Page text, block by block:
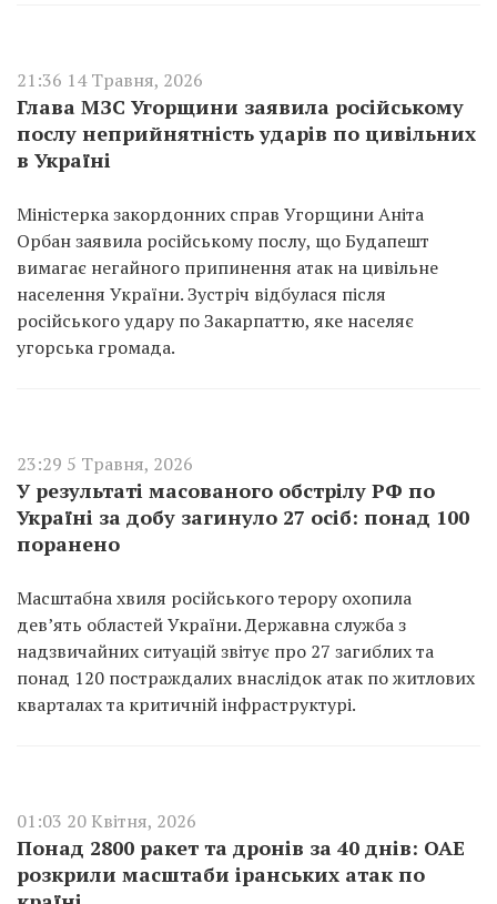
21:36 14 Травня, 2026
Глава МЗС Угорщини заявила російському
послу неприйнятність ударів по цивільних
в Україні
Міністерка закордонних справ Угорщини Аніта
Орбан заявила російському послу, що Будапешт
вимагає негайного припинення атак на цивільне
населення України. Зустріч відбулася після
російського удару по Закарпаттю, яке населяє
угорська громада.
23:29 5 Травня, 2026
У результаті масованого обстрілу РФ по
Україні за добу загинуло 27 осіб: понад 100
поранено
Масштабна хвиля російського терору охопила
дев’ять областей України. Державна служба з
надзвичайних ситуацій звітує про 27 загиблих та
понад 120 постраждалих внаслідок атак по житлових
кварталах та критичній інфраструктурі.
01:03 20 Квітня, 2026
Понад 2800 ракет та дронів за 40 днів: ОАЕ
розкрили масштаби іранських атак по